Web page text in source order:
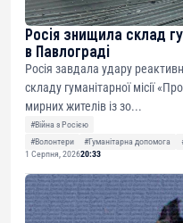
Росія знищила склад
в Павлограді
Росія завдала удару
складу гуманітарної місії
мирних жителів із зо...
#Війна з Росією
#Волонтери
#Гуманітарна допомога
1 Серпня, 202620:33